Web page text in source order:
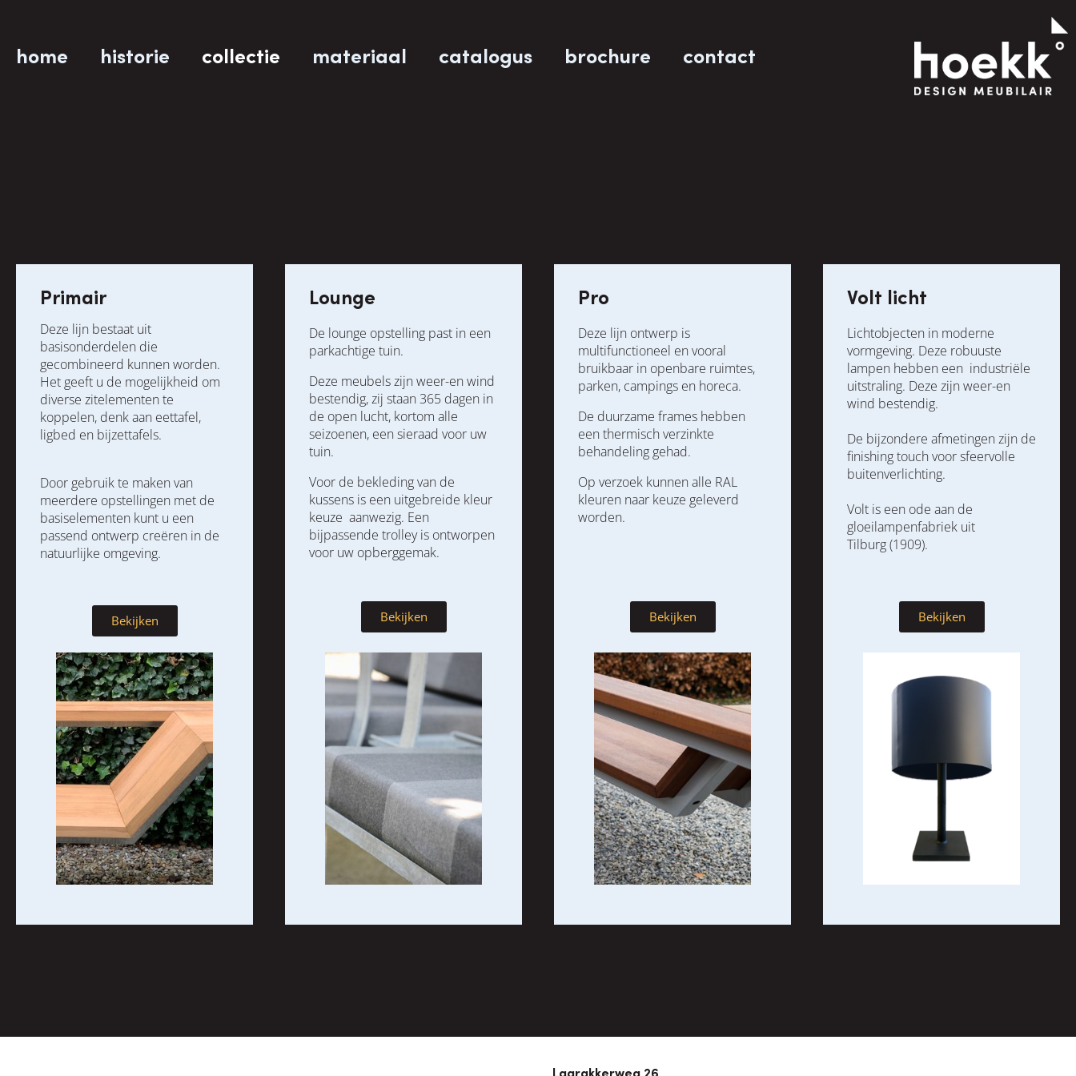
home historie collectie materiaal catalogus brochure contact
Primair
Deze lijn bestaat uit
basisonderdelen die
gecombineerd kunnen worden.
Het geeft u de mogelijkheid om
diverse zitelementen te
koppelen, denk aan eettafel,
ligbed en bijzettafels.
Door gebruik te maken van
meerdere opstellingen met de
basiselementen kunt u een
passend ontwerp creëren in de
natuurlijke omgeving.
Bekijken
Lounge
De lounge opstelling past in een
parkachtige tuin.
Deze meubels zijn weer-en wind
bestendig, zij staan 365 dagen in
de open lucht, kortom alle
seizoenen, een sieraad voor uw
tuin.
Voor de bekleding van de
kussens is een uitgebreide kleur
keuze aanwezig. Een
bijpassende trolley is ontworpen
voor uw opberggemak.
Bekijken
Pro
Deze lijn ontwerp is
multifunctioneel en vooral
bruikbaar in openbare ruimtes,
parken, campings en horeca.
De duurzame frames hebben
een thermisch verzinkte
behandeling gehad.
Op verzoek kunnen alle RAL
kleuren naar keuze geleverd
worden.
Bekijken
Volt licht
Lichtobjecten in moderne
vormgeving. Deze robuuste
lampen hebben een industriële
uitstraling. Deze zijn weer-en
wind bestendig.
De bijzondere afmetingen zijn de
finishing touch voor sfeervolle
buitenverlichting.
Volt is een ode aan de
gloeilampenfabriek uit
Tilburg (1909).
Bekijken
Laarakkerweg 26